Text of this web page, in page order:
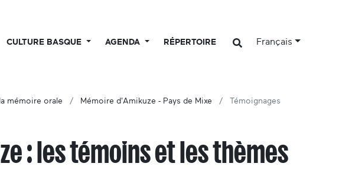
CULTURE BASQUE AGENDA RÉPERTOIRE Français
mémoire orale Mémoire d'Amikuze - Pays de Mixe
Témoignages
: les témoins et les thèmes